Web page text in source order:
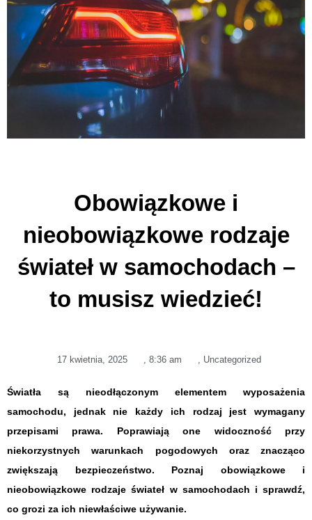
Obowiązkowe i
nieobowiązkowe rodzaje
świateł w samochodach –
to musisz wiedzieć!
17 kwietnia, 2025 , 8:36 am , Uncategorized
Światła są nieodłączonym elementem wyposażenia
samochodu, jednak nie każdy ich rodzaj jest wymagany
przepisami prawa. Poprawiają one widoczność przy
niekorzystnych warunkach pogodowych oraz znacząco
zwiększają bezpieczeństwo. Poznaj obowiązkowe i
nieobowiązkowe rodzaje świateł w samochodach i sprawdź,
co grozi za ich niewłaściwe używanie.